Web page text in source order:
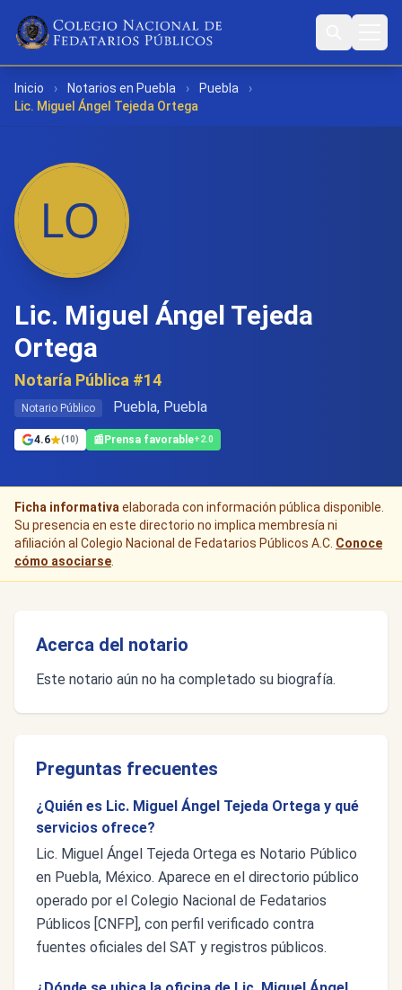
Inicio › Notarios en Puebla › Puebla
›
Lic. Miguel Ángel Tejeda Ortega
Lic. Miguel Ángel Tejeda
Ortega
Notaría Pública #14
Notario Público Puebla, Puebla
4.6 (10) 📰 Prensa favorable+2.0
Ficha informativa elaborada con información pública disponible.
Su presencia en este directorio no implica membresía ni
afiliación al Colegio Nacional de Fedatarios Públicos A.C. Conoce
cómo asociarse
Acerca del notario
Este notario aún no ha completado su biografía.
Preguntas frecuentes
¿Quién es Lic. Miguel Ángel Tejeda Ortega y qué
servicios ofrece?
Lic. Miguel Ángel Tejeda Ortega es Notario Público
en Puebla, México. Aparece en el directorio público
operado por el Colegio Nacional de Fedatarios
Públicos [CNFP], con perfil verificado contra
fuentes oficiales del SAT y registros públicos.